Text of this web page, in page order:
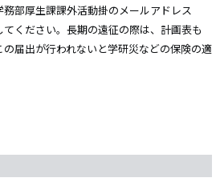
部厚生課課外活動掛のメールアドレス
ください。長期の遠征の際は、計画表も
届出が行われないと学研災などの保険の適